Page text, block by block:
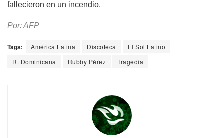
fallecieron en un incendio.
Por: AFP
Tags: América Latina Discoteca
El Sol Latino
R. Dominicana
Rubby Pérez Tragedia